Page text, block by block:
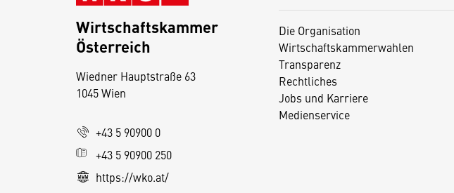
Die Organisation
Wirtschaftskammerwahlen
Transparenz
Rechtliches
Jobs und Karriere
Medienservice
Wirtschaftskammer
Österreich
Wiedner Hauptstraße 63
1045 Wien
+43 5 90900 0
+43 5 90900 250
https://wko.at/